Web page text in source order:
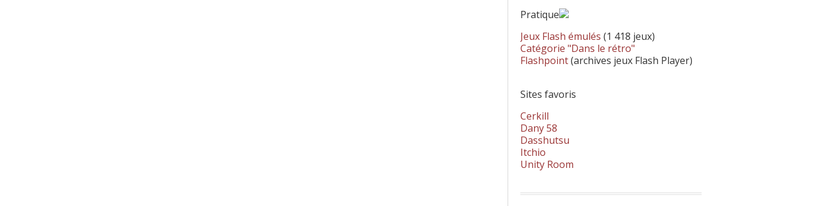
Pratique
Jeux Flash émulés (1 418 jeux)
Catégorie "Dans le rétro"
Flashpoint(archives jeux Flash Player)
Sites favoris
Cerkill
Dany 58
Dasshutsu
Itchio
Unity Room